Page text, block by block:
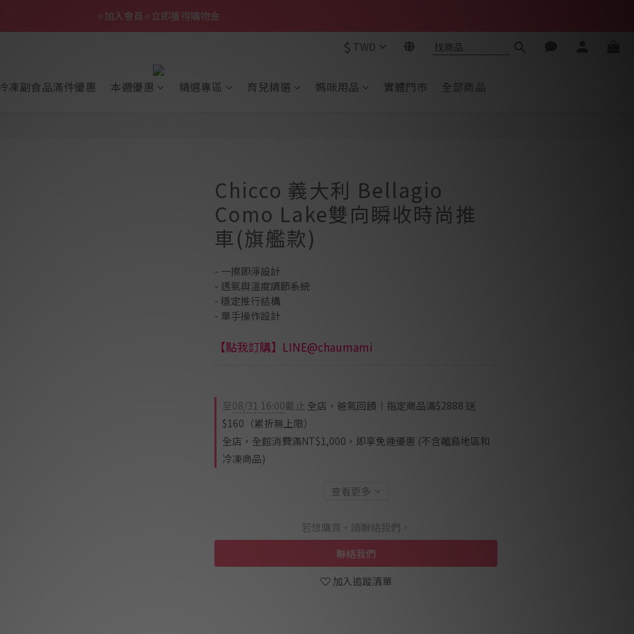
⭐加入會員⭐立即獲得購物金
$ TWD
凍副食品滿件優惠 本週優惠 精選專區 育兒精選 媽咪用品 實體門市 全部商品
Chicco 義大利 Bellagio
Como Lake雙向瞬收時尚推
車(旗艦款)
- 一擦即淨設計
- 透氣與溫度調節系統
- 穩定推行結構
- 單手操作設計
【點我訂購】LINE@chaumami
至08/31 16:00截止 全店，爸氣回饋｜指定商品滿$2888 送
$160（累折無上限）
全店，全館消費滿NT$1,000，即享免運優惠 (不含離島地區和
冷凍商品)
查看更多
若想購買，請聯絡我們。
聯絡我們
加入追蹤清單